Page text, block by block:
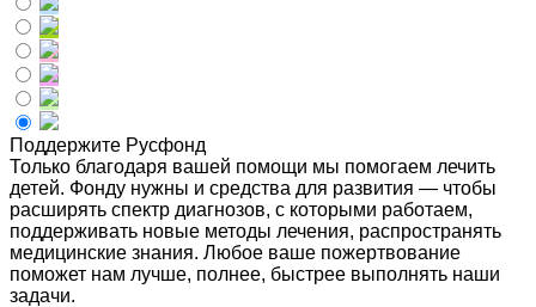
Поддержите Русфонд
Только благодаря вашей помощи мы помогаем лечить
детей. Фонду нужны и средства для развития — чтобы
расширять спектр диагнозов, с которыми работаем,
поддерживать новые методы лечения, распространять
медицинские знания. Любое ваше пожертвование
поможет нам лучше, полнее, быстрее выполнять наши
задачи.